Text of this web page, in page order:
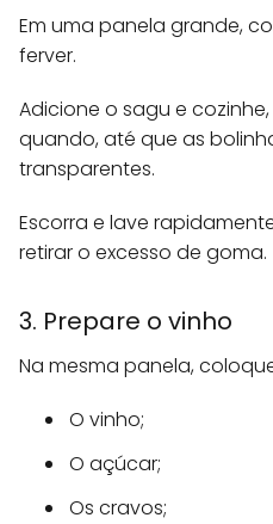
Em uma panela grande,
ferver.
Adicione o sagu e
quando, até que as
transparentes.
Escorra e lave
retirar o excesso de goma.
3. Prepare o vinho
Na mesma panela,
O vinho;
O açúcar;
Os cravos;